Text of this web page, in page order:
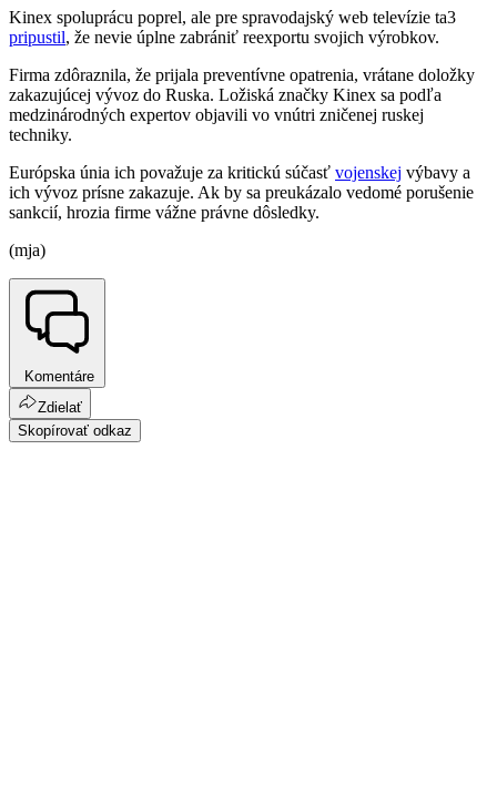
Kinex spoluprácu poprel, ale pre spravodajský web televízie ta3
pripustil, že nevie úplne zabrániť reexportu svojich výrobkov.
Firma zdôraznila, že prijala preventívne opatrenia, vrátane doložky
zakazujúcej vývoz do Ruska. Ložiská značky Kinex sa podľa
medzinárodných expertov objavili vo vnútri zničenej ruskej
techniky.
Európska únia ich považuje za kritickú súčasť vojenskej výbavy a
ich vývoz prísne zakazuje. Ak by sa preukázalo vedomé porušenie
sankcií, hrozia firme vážne právne dôsledky.
(mja)
Komentáre
Zdielať
Skopírovať odkaz